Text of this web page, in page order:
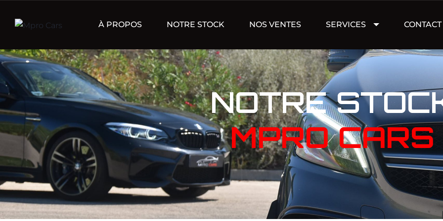
À PROPOS NOTRE STOCK NOS VENTES SERVICES CONTACT
NOTRE
MPRO CARS